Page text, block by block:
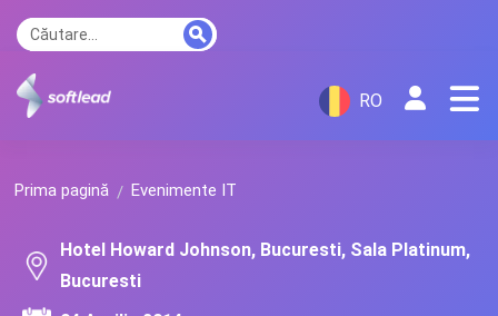
RO
Prima pagină Evenimente IT
Hotel Howard Johnson, Bucuresti, Sala Platinum,
Bucuresti